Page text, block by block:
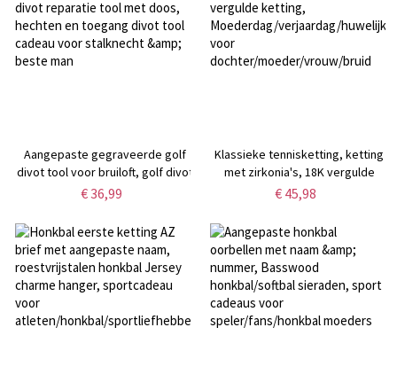
Aangepaste gegraveerde golf
divot tool voor bruiloft, golf divot
reparatie tool met doos, hechten
voor stalknecht & beste man
€ 36,99
Klassieke tennisketting, ketting
met zirkonia's, 18K vergulde
ketting,
voor
dochter/moeder/vrouw/bruid
€ 45,98